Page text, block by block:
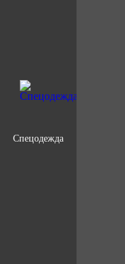
Спецодежда